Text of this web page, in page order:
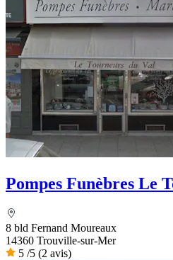
Pompes Funèbres Le
8 bld Fernand Moureaux
14360 Trouville-sur-Mer
5 /5 (2 avis)